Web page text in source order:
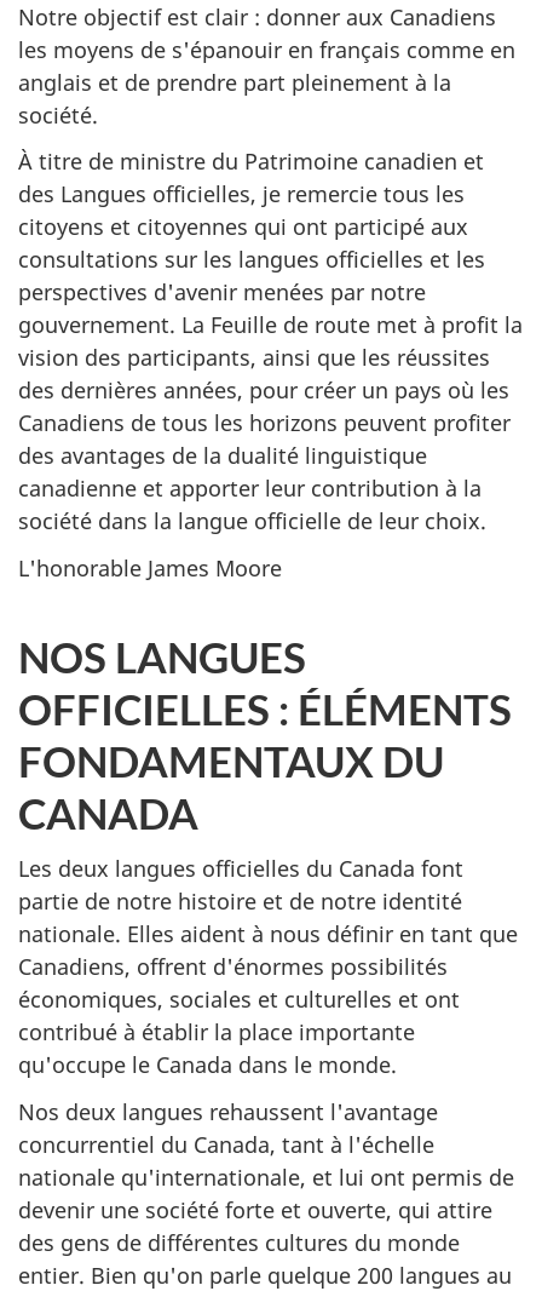
Notre objectif est clair : donner aux Canadiens
les moyens de s'épanouir en français comme en
anglais et de prendre part pleinement à la
société.
À titre de ministre du Patrimoine canadien et
des Langues officielles, je remercie tous les
citoyens et citoyennes qui ont participé aux
consultations sur les langues officielles et les
perspectives d'avenir menées par notre
gouvernement. La Feuille de route met à profit la
vision des participants, ainsi que les réussites
des dernières années, pour créer un pays où les
Canadiens de tous les horizons peuvent profiter
des avantages de la dualité linguistique
canadienne et apporter leur contribution à la
société dans la langue officielle de leur choix.
L'honorable James Moore
NOS LANGUES
OFFICIELLES : ÉLÉMENTS
FONDAMENTAUX DU
CANADA
Les deux langues officielles du Canada font
partie de notre histoire et de notre identité
nationale. Elles aident à nous définir en tant que
Canadiens, offrent d'énormes possibilités
économiques, sociales et culturelles et ont
contribué à établir la place importante
qu'occupe le Canada dans le monde.
Nos deux langues rehaussent l'avantage
concurrentiel du Canada, tant à l'échelle
nationale qu'internationale, et lui ont permis de
devenir une société forte et ouverte, qui attire
des gens de différentes cultures du monde
entier. Bien qu'on parle quelque 200 langues au